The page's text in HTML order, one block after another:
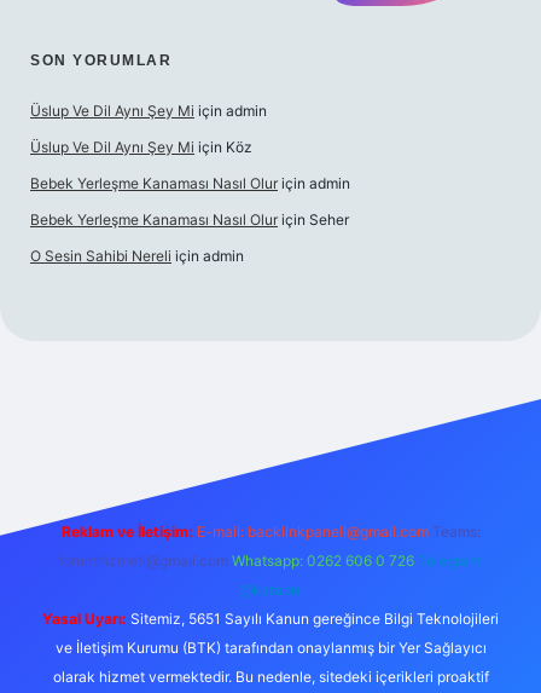
SON YORUMLAR
Üslup Ve Dil Aynı Şey Mi için admin
Üslup Ve Dil Aynı Şey Mi için Köz
Bebek Yerleşme Kanaması Nasıl Olur için admin
Bebek Yerleşme Kanaması Nasıl Olur için Seher
O Sesin Sahibi Nereli için admin
Reklam ve İletişim: E-mail: backlinkpaneli@gmail.com Teams:
forumhizmeti@gmail.com Whatsapp: 0262 606 0 726 Telegram:
@karabul
Yasal Uyarı: Sitemiz, 5651 Sayılı Kanun gereğince Bilgi Teknolojileri
ve İletişim Kurumu (BTK) tarafından onaylanmış bir Yer Sağlayıcı
olarak hizmet vermektedir. Bu nedenle, sitedeki içerikleri proaktif